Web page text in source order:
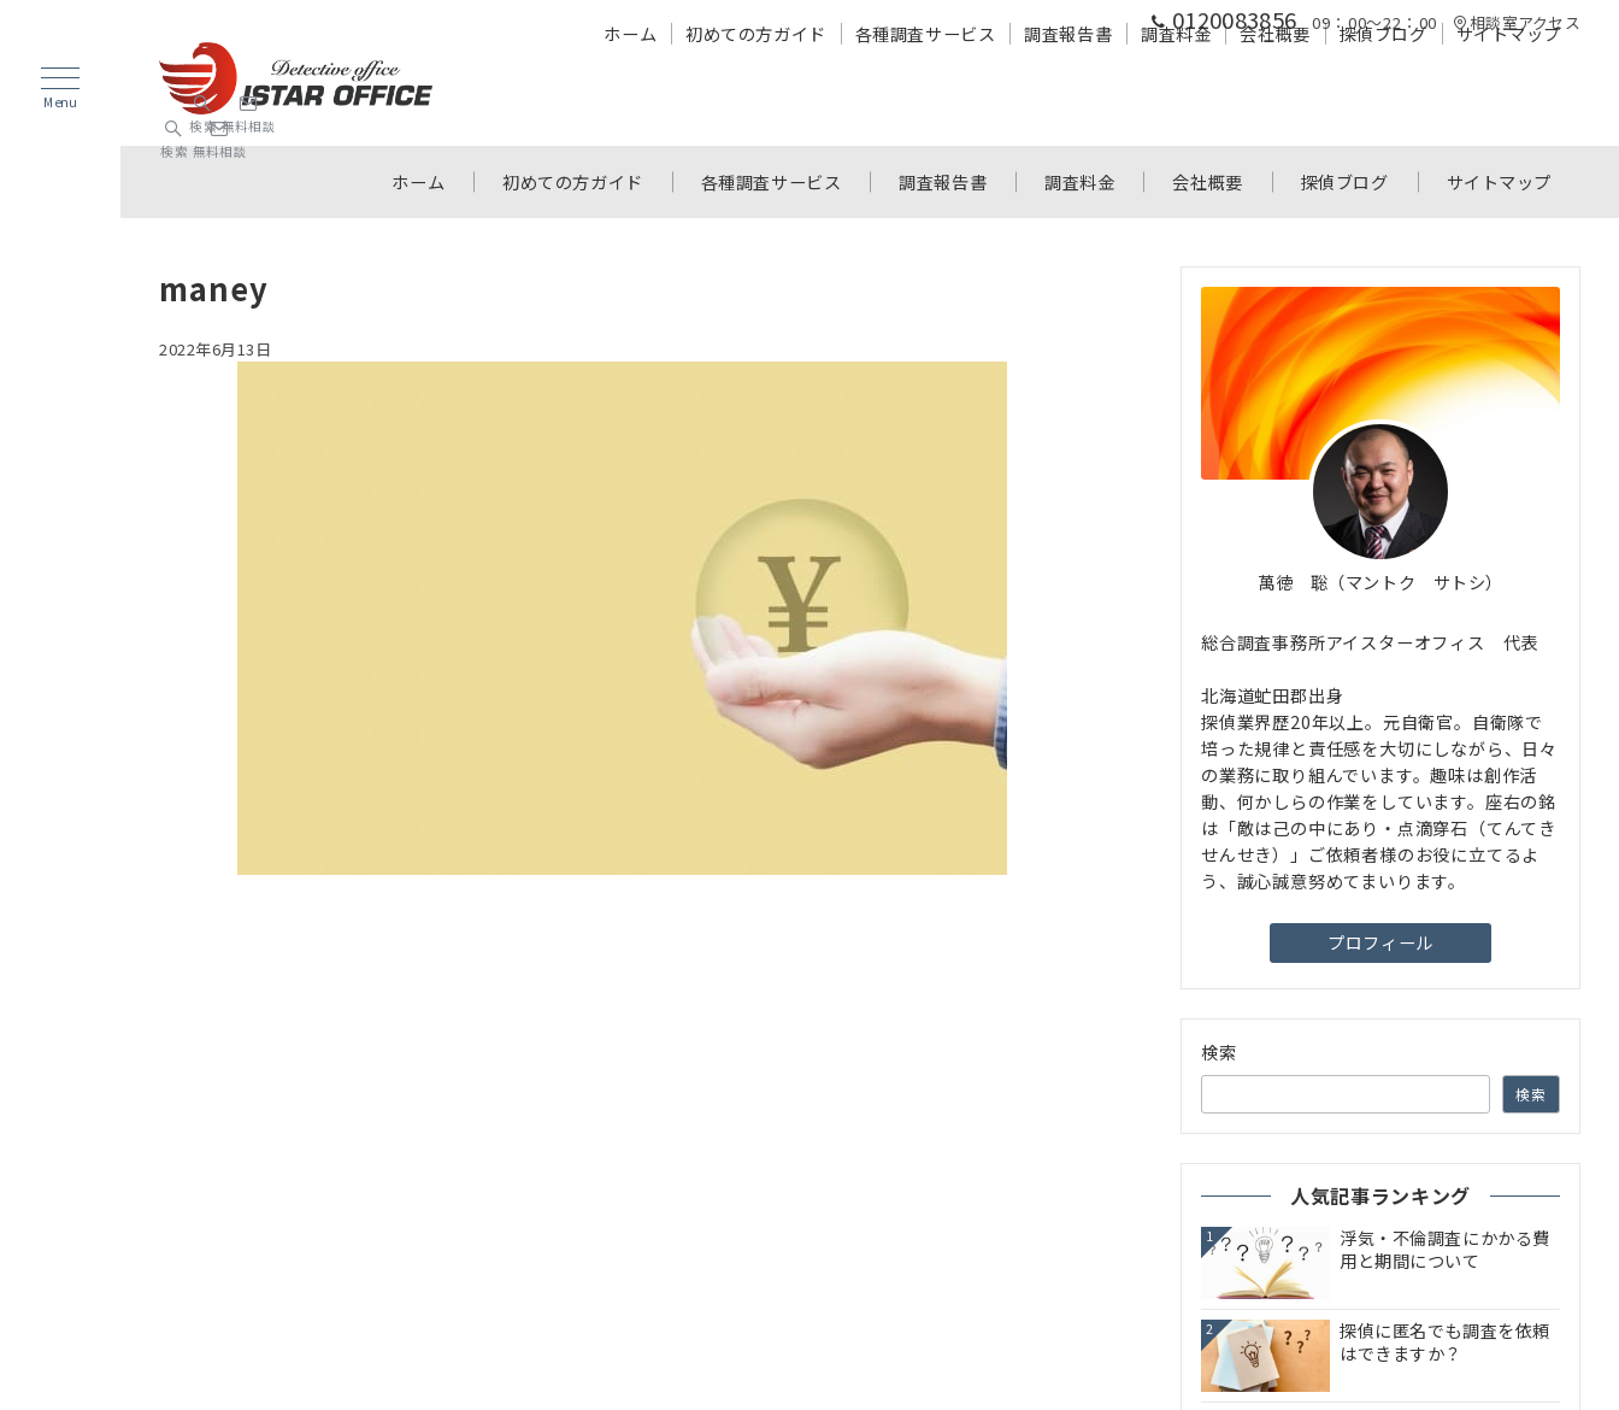
0120083856 09：00～22：00 相談室アクセス
検索 無料相談
ホーム 初めての方ガイド 各種調査サービス 調査報告書 調査料金 会社概要 探偵ブログ サイトマップ
ホーム 初めての方ガイド 各種調査サービス 調査報告書 調査料金 会社概要 探偵ブログ サイトマップ
検索 無料相談
maney
2022年6月13日
萬徳 聡（マントク サトシ）
総合調査事務所アイスターオフィス 代表
北海道虻田郡出身
探偵業界歴20年以上。元自衛官。自衛隊で
培った規律と責任感を大切にしながら、日々
の業務に取り組んでいます。趣味は創作活
動、何かしらの作業をしています。座右の銘
は「敵は己の中にあり・点滴穿石（てんてき
せんせき）」ご依頼者様のお役に立てるよ
う、誠心誠意努めてまいります。
プロフィール
検索
検索
人気記事ランキング
1
浮気・不倫調査にかかる費
用と期間について
2
探偵に匿名でも調査を依頼
はできますか？
Menu